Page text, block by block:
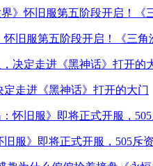
旧服第五阶段开启！《三角
走进《黑神话》打开的大门
服》即将正式开服，505斥